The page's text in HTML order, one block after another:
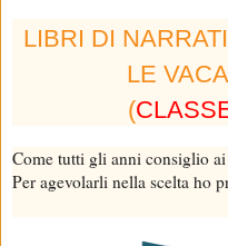
LIBRI DI
LE
(
Come tutti gli anni consiglio
Per agevolarli nella scelta ho